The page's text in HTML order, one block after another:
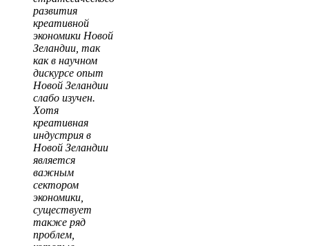
развития
креативной
экономики Новой
Зеландии, так
как в научном
дискурсе опыт
Новой Зеландии
слабо изучен.
Хотя
креативная
индустрия в
Новой Зеландии
является
важным
сектором
экономики,
существует
также ряд
проблем,